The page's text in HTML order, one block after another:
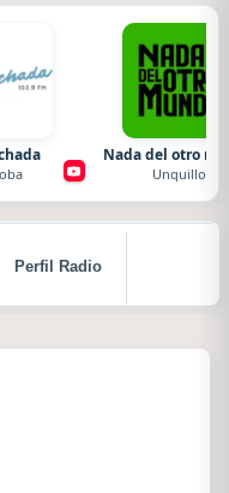
Nada del otro
Unquillo
Perfil Radio